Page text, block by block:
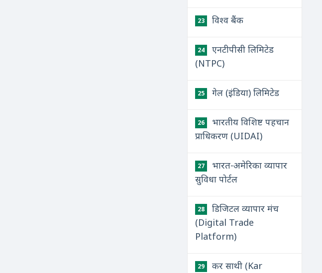
23 विश्व बैंक
24
एनटीपीसी लिमिटेड
(NTPC)
25 गेल (इंडिया) लिमिटेड
26
भारतीय विशिष्ट पहचान
प्राधिकरण (UIDAI)
27
भारत-अमेरिका व्यापार
सुविधा पोर्टल
28
डिजिटल व्यापार मंच
(Digital Trade
Platform)
29
कर साथी (Kar